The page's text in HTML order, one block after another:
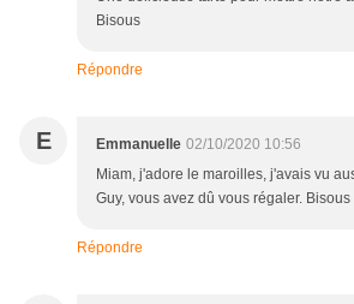
Bisous
Répondre
E Emmanuelle 02/10/2020 10:56
Miam, j'adore le maroilles, j'avais vu
Guy, vous avez dû vous régaler. Bisous
Répondre